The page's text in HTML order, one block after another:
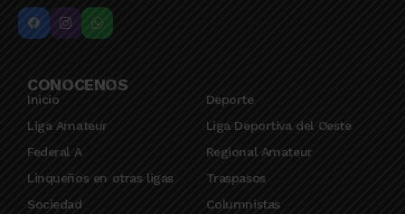
CONOCENOS
Inicio
Deporte
Liga Amateur
Liga Deportiva del Oeste
Federal A
Regional Amateur
Linqueños en otras ligas
Traspasos
Sociedad
Columnistas